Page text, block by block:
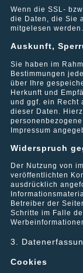
Julia
1999 von seinem
Klug, gegründet.
Unternehmen ein
Gesellschafterin.
Kerngeschäft liegt
der
und unsere
stehen unseren
Standortanalyse,
renditeorientierten
Immobilien GmbH
Gut für unsere
Wenn die SSL-
die Daten, die Sie
mitgelesen werden.
Auskunft,
Sie haben im
Bestimmungen
über Ihre
Herkunft und
und ggf. ein Recht
dieser Daten.
Impressum
Widerspruch
Der Nutzung von
veröffentlichten
ausdrücklich
Betreiber der
Schritte im Falle
3.
Cookies